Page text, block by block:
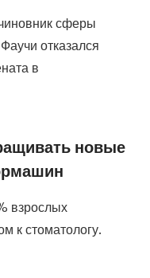
сферы
отказался
в
новые
взрослых
к стоматологу.